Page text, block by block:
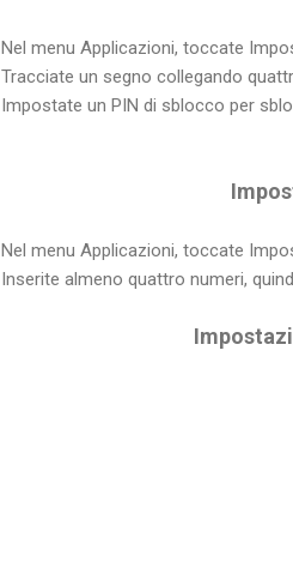
Nel menu Applicazioni, toccate
Tracciate un segno collegando
Impostate un PIN di sblocco per
Nel menu Applicazioni, toccate
Inserite almeno quattro numeri,